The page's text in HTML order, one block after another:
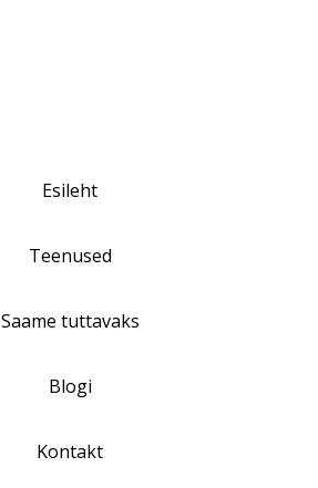
Esileht
Teenused
Saame tuttavaks
Blogi
Kontakt